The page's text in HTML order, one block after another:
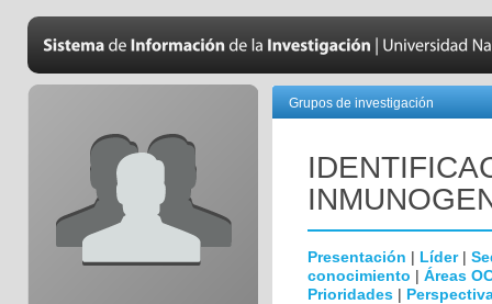
Grupos de investigación
Presentación | Líder|
conocimiento | Áreas
Prioridades |